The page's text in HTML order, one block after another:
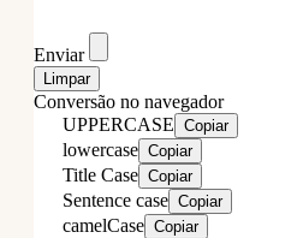
Enviar
Limpar
Conversão no navegador
UPPERCASE Copiar
lowercase Copiar
Title Case Copiar
Sentence case Copiar
camelCase Copiar